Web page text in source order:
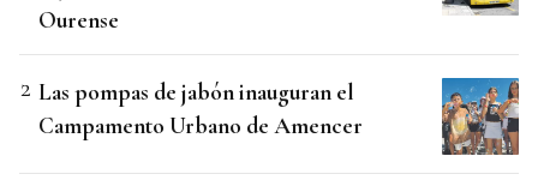
Ourense
Las pompas de jabón inauguran el
Campamento Urbano de Amencer